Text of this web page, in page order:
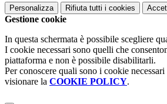
Personalizza Rifiuta tutti i cookies
Gestione cookie
In questa schermata è possibile scegliere
I cookie necessari sono quelli che
piattaforma e non è possibile disabilitarli.
Per conoscere quali sono i cookie
visionare la COOKIE POLICY.